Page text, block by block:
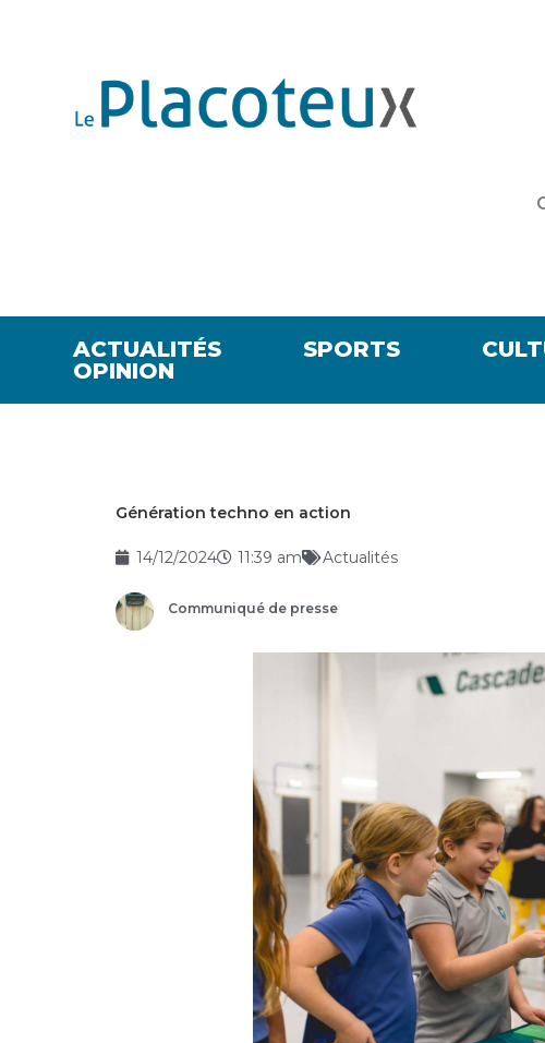
ACTUALITÉS SPORTS
OPINION
Génération techno en action
14/12/2024 11:39 am Actualités
Communiqué de presse